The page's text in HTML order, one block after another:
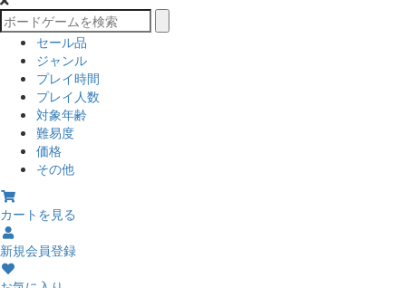
セール品
ジャンル
プレイ時間
プレイ人数
対象年齢
難易度
価格
その他
カートを見る
新規会員登録